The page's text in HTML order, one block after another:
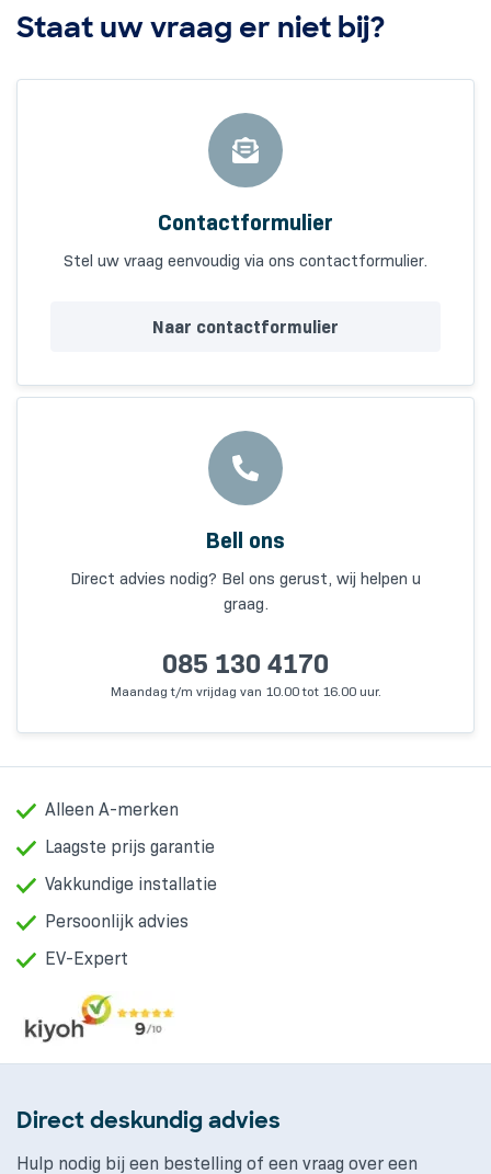
Staat uw vraag er niet bij?
Contactformulier
Stel uw vraag eenvoudig via ons contactformulier.
Naar contactformulier
Bell ons
Direct advies nodig? Bel ons gerust, wij helpen u
graag.
085 130 4170
Maandag t/m vrijdag van 10.00 tot 16.00 uur.
Alleen A-merken
Laagste prijs garantie
Vakkundige installatie
Persoonlijk advies
EV-Expert
Direct deskundig advies
Hulp nodig bij een bestelling of een vraag over een